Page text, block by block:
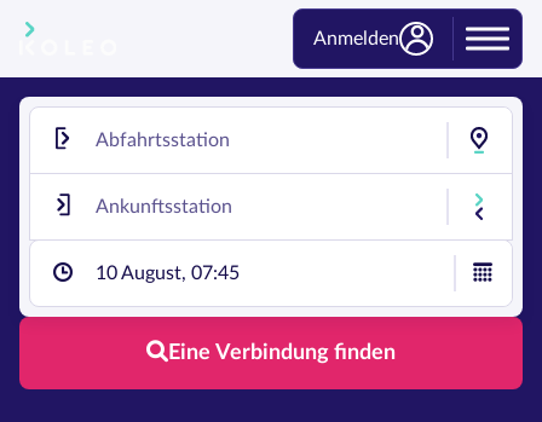
Anmelden
10 August, 07:45
Eine Verbindung finden